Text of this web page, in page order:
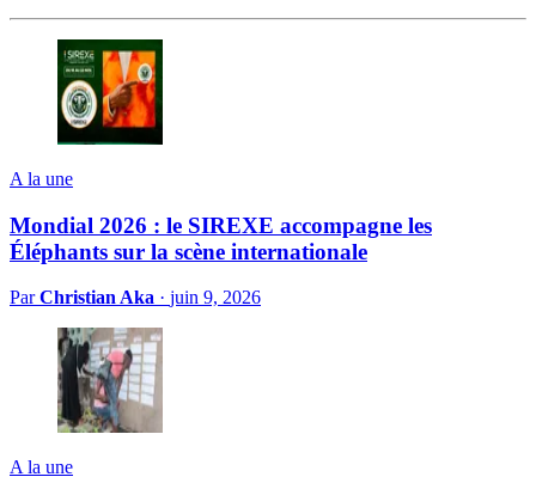
A la une
Mondial 2026 : le SIREXE accompagne les
Éléphants sur la scène internationale
ParChristian Aka · juin 9, 2026
A la une